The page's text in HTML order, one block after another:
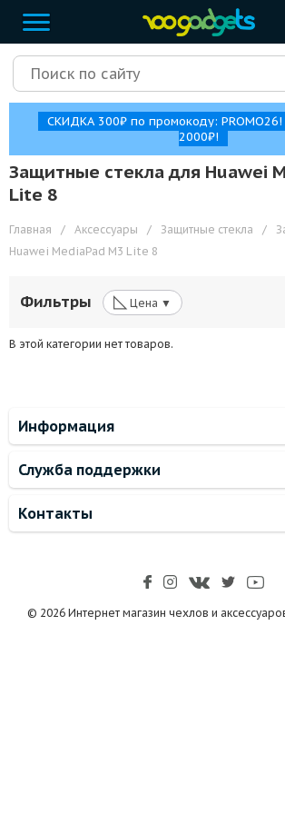
СКИДКА 300₽ по промокоду: PROMO26!
2000₽!
Защитные стекла для Huawei
Lite 8
Главная / Аксессуары / Защитные стекла /
Huawei MediaPad M3 Lite 8
Фильтры ◺ Цена ▼
В этой категории нет товаров.
Информация
Служба поддержки
Контакты
© 2026 Интернет магазин чехлов и